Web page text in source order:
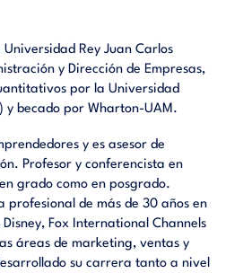
Rey Juan Carlos
y Dirección de Empresas,
por la Universidad
y becado por Wharton-UAM.
y es asesor de
Profesor y conferencista en
grado como en posgrado.
profesional de más de 30 años en
Fox International Channels
áreas de marketing, ventas y
su carrera tanto a nivel